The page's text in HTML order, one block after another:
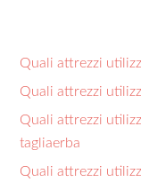
Quali attrezzi
Quali attrezzi
Quali attrezzi
tagliaerba​
Quali attrezzi